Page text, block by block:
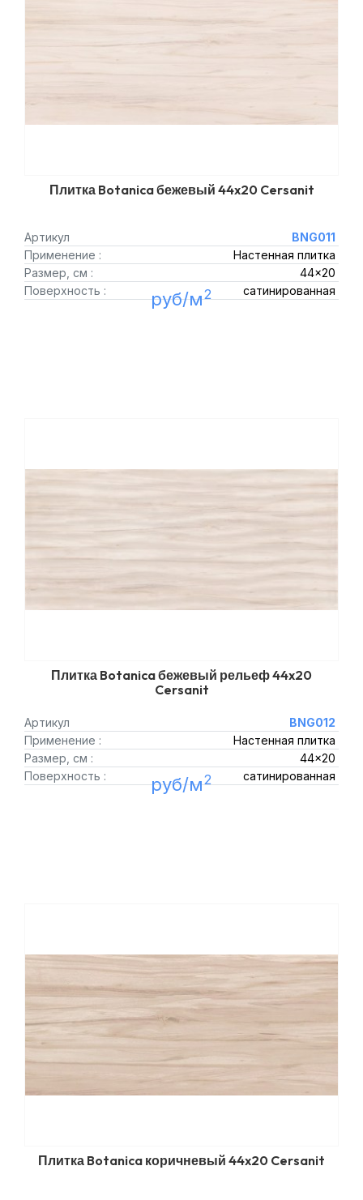
Плитка Botanica бежевый 44x20 Cersanit
Артикул
BNG011
Применение :
Настенная плитка
Размер, см :
44x20
Поверхность :
сатинированная
руб/м2
Плитка Botanica бежевый рельеф 44x20
Cersanit
Артикул
BNG012
Применение :
Настенная плитка
Размер, см :
44x20
Поверхность :
сатинированная
руб/м2
Плитка Botanica коричневый 44x20 Cersanit